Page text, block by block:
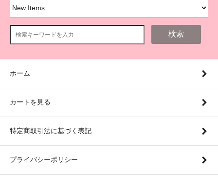
検索
ホーム
カートを見る
特定商取引法に基づく表記
プライバシーポリシー